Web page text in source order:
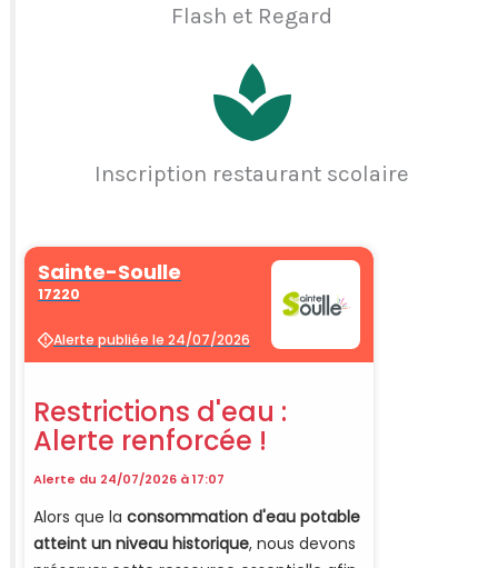
Flash et Regard
Inscription restaurant scolaire